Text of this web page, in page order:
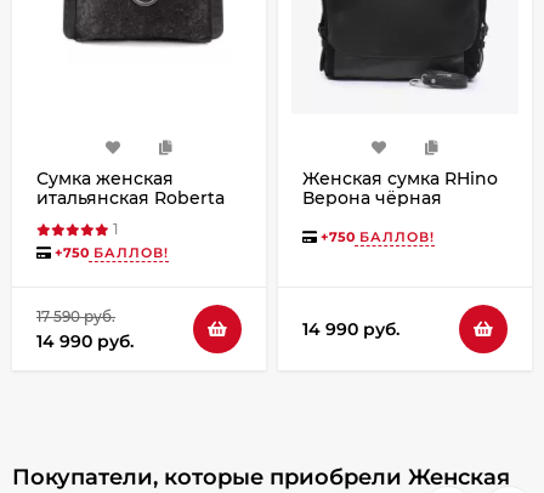
Сумка женская
итальянская Roberta
чёрная 1
+750 БАЛЛОВ!
17 590 руб.
14 990 руб.
Женская сумка RHino
Верона чёрная
+750 БАЛЛОВ!
14 990 руб.
Покупатели, которые приобрели Женская